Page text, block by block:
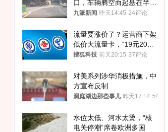
口，车辆腾空而起悬在半
空，消防： 2人已送医，正
九派新闻 昨天14:45 24评论
流量要涨价了？运营商下架
低价大流量卡，“19元200
G”成为历史
搜狐科技 前天20:15 37评论
对美系列涉华消极措施，中
方宣布反制
洞庭湖边那些事儿 昨天17:14 54评论
水位太低、河水太烫，“核
电关停潮”席卷欧洲多国